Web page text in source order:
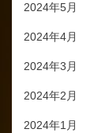
2024年5月
2024年4月
2024年3月
2024年2月
2024年1月